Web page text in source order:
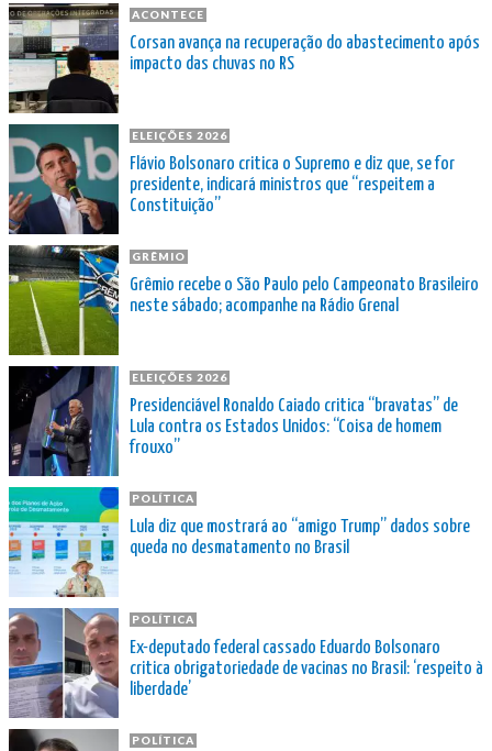
ACONTECE
Corsan avança na recuperação do abastecimento após
impacto das chuvas no RS
ELEIÇÕES 2026
Flávio Bolsonaro critica o Supremo e diz que, se for
presidente, indicará ministros que “respeitem a
Constituição”
GRÊMIO
Grêmio recebe o São Paulo pelo Campeonato Brasileiro
neste sábado; acompanhe na Rádio Grenal
ELEIÇÕES 2026
Presidenciável Ronaldo Caiado critica “bravatas” de
Lula contra os Estados Unidos: “Coisa de homem
frouxo”
POLÍTICA
Lula diz que mostrará ao “amigo Trump” dados sobre
queda no desmatamento no Brasil
POLÍTICA
Ex-deputado federal cassado Eduardo Bolsonaro
critica obrigatoriedade de vacinas no Brasil: ‘respeito à
liberdade’
POLÍTICA